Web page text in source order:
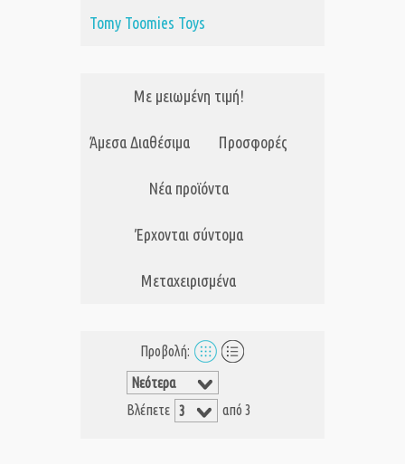
Tomy Toomies Toys
Με μειωμένη τιμή!
Άμεσα Διαθέσιμα Προσφορές
Νέα προϊόντα
Έρχονται σύντομα
Μεταχειρισμένα
Προβολή:
Βλέπετε από 3